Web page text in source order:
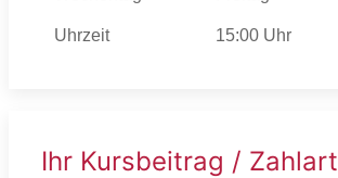
Uhrzeit 15:00 Uhr
Ihr Kursbeitrag / Zahlart